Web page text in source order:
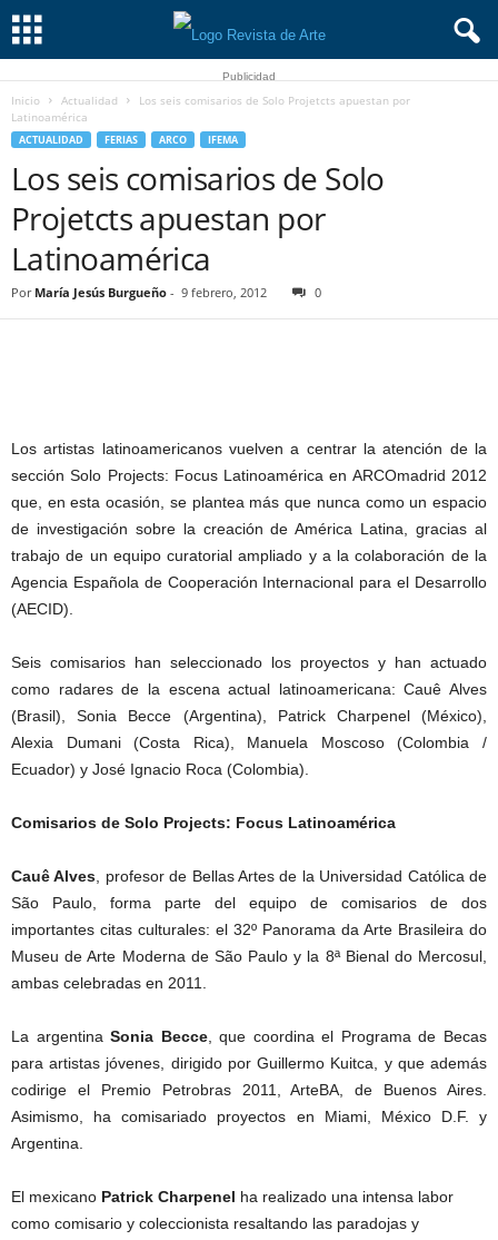
Publicidad
Inicio Actualidad
Los seis comisarios de Solo Projetcts apuestan por
Latinoamérica
ACTUALIDAD FERIAS ARCO IFEMA
Los seis comisarios de Solo
Projetcts apuestan por
Latinoamérica
Por María Jesús Burgueño - 9 febrero, 2012 0
Los artistas latinoamericanos vuelven a centrar la atención de la
sección Solo Projects: Focus Latinoamérica en ARCOmadrid 2012
que, en esta ocasión, se plantea más que nunca como un espacio
de investigación sobre la creación de América Latina, gracias al
trabajo de un equipo curatorial ampliado y a la colaboración de la
Agencia Española de Cooperación Internacional para el Desarrollo
(AECID).
Seis comisarios han seleccionado los proyectos y han actuado
como radares de la escena actual latinoamericana: Cauê Alves
(Brasil), Sonia Becce (Argentina), Patrick Charpenel (México),
Alexia Dumani (Costa Rica), Manuela Moscoso (Colombia /
Ecuador) y José Ignacio Roca (Colombia).
Comisarios de Solo Projects: Focus Latinoamérica
Cauê Alves , profesor de Bellas Artes de la Universidad Católica de
São Paulo, forma parte del equipo de comisarios de dos
importantes citas culturales: el 32º Panorama da Arte Brasileira do
Museu de Arte Moderna de São Paulo y la 8ª Bienal do Mercosul,
ambas celebradas en 2011.
La argentinaSonia Becce, que coordina el Programa de Becas
para artistas jóvenes, dirigido por Guillermo Kuitca, y que además
codirige el Premio Petrobras 2011, ArteBA, de Buenos Aires.
Asimismo, ha comisariado proyectos en Miami, México D.F. y
Argentina.
El mexicano Patrick Charpenel ha realizado una intensa labor
como comisario y coleccionista resaltando las paradojas y